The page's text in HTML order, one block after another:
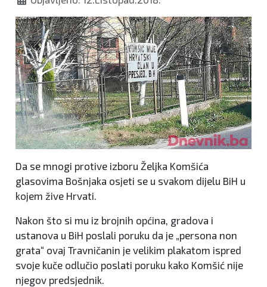
Da se mnogi protive izboru Željka Komšića
glasovima Bošnjaka osjeti se u svakom dijelu BiH u
kojem žive Hrvati.
Nakon što si mu iz brojnih općina, gradova i
ustanova u BiH poslali poruku da je „persona non
grata“ ovaj Travničanin je velikim plakatom ispred
svoje kuče odlučio poslati poruku kako Komšić nije
njegov predsjednik.